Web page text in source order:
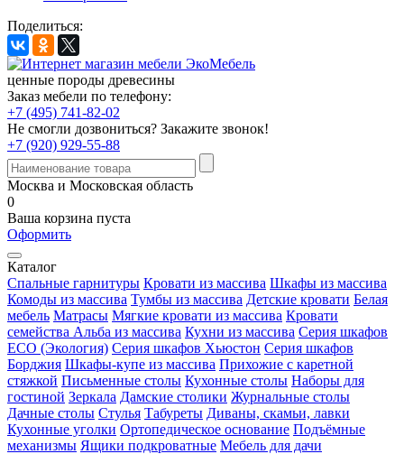
Поделиться:
ценные породы древесины
Заказ мебели по телефону:
+7 (495) 741-82-02
Не смогли дозвониться? Закажите звонок!
+7 (920) 929-55-88
Москва и Московская область
0
Ваша корзина пуста
Оформить
Каталог
Спальные гарнитуры Кровати из массива Шкафы из массива
Комоды из массива Тумбы из массива Детские кровати Белая
мебель Матрасы Мягкие кровати из массива Кровати
семейства Альба из массива Кухни из массива Серия шкафов
ECO (Экология) Серия шкафов Хьюстон Серия шкафов
Борджия Шкафы-купе из массива Прихожие с каретной
стяжкой Письменные столы Кухонные столы Наборы для
гостиной Зеркала Дамские столики Журнальные столы
Дачные столы Стулья Табуреты Диваны, скамьи, лавки
Кухонные уголки Ортопедическое основание Подъёмные
механизмы Ящики подкроватные Мебель для дачи